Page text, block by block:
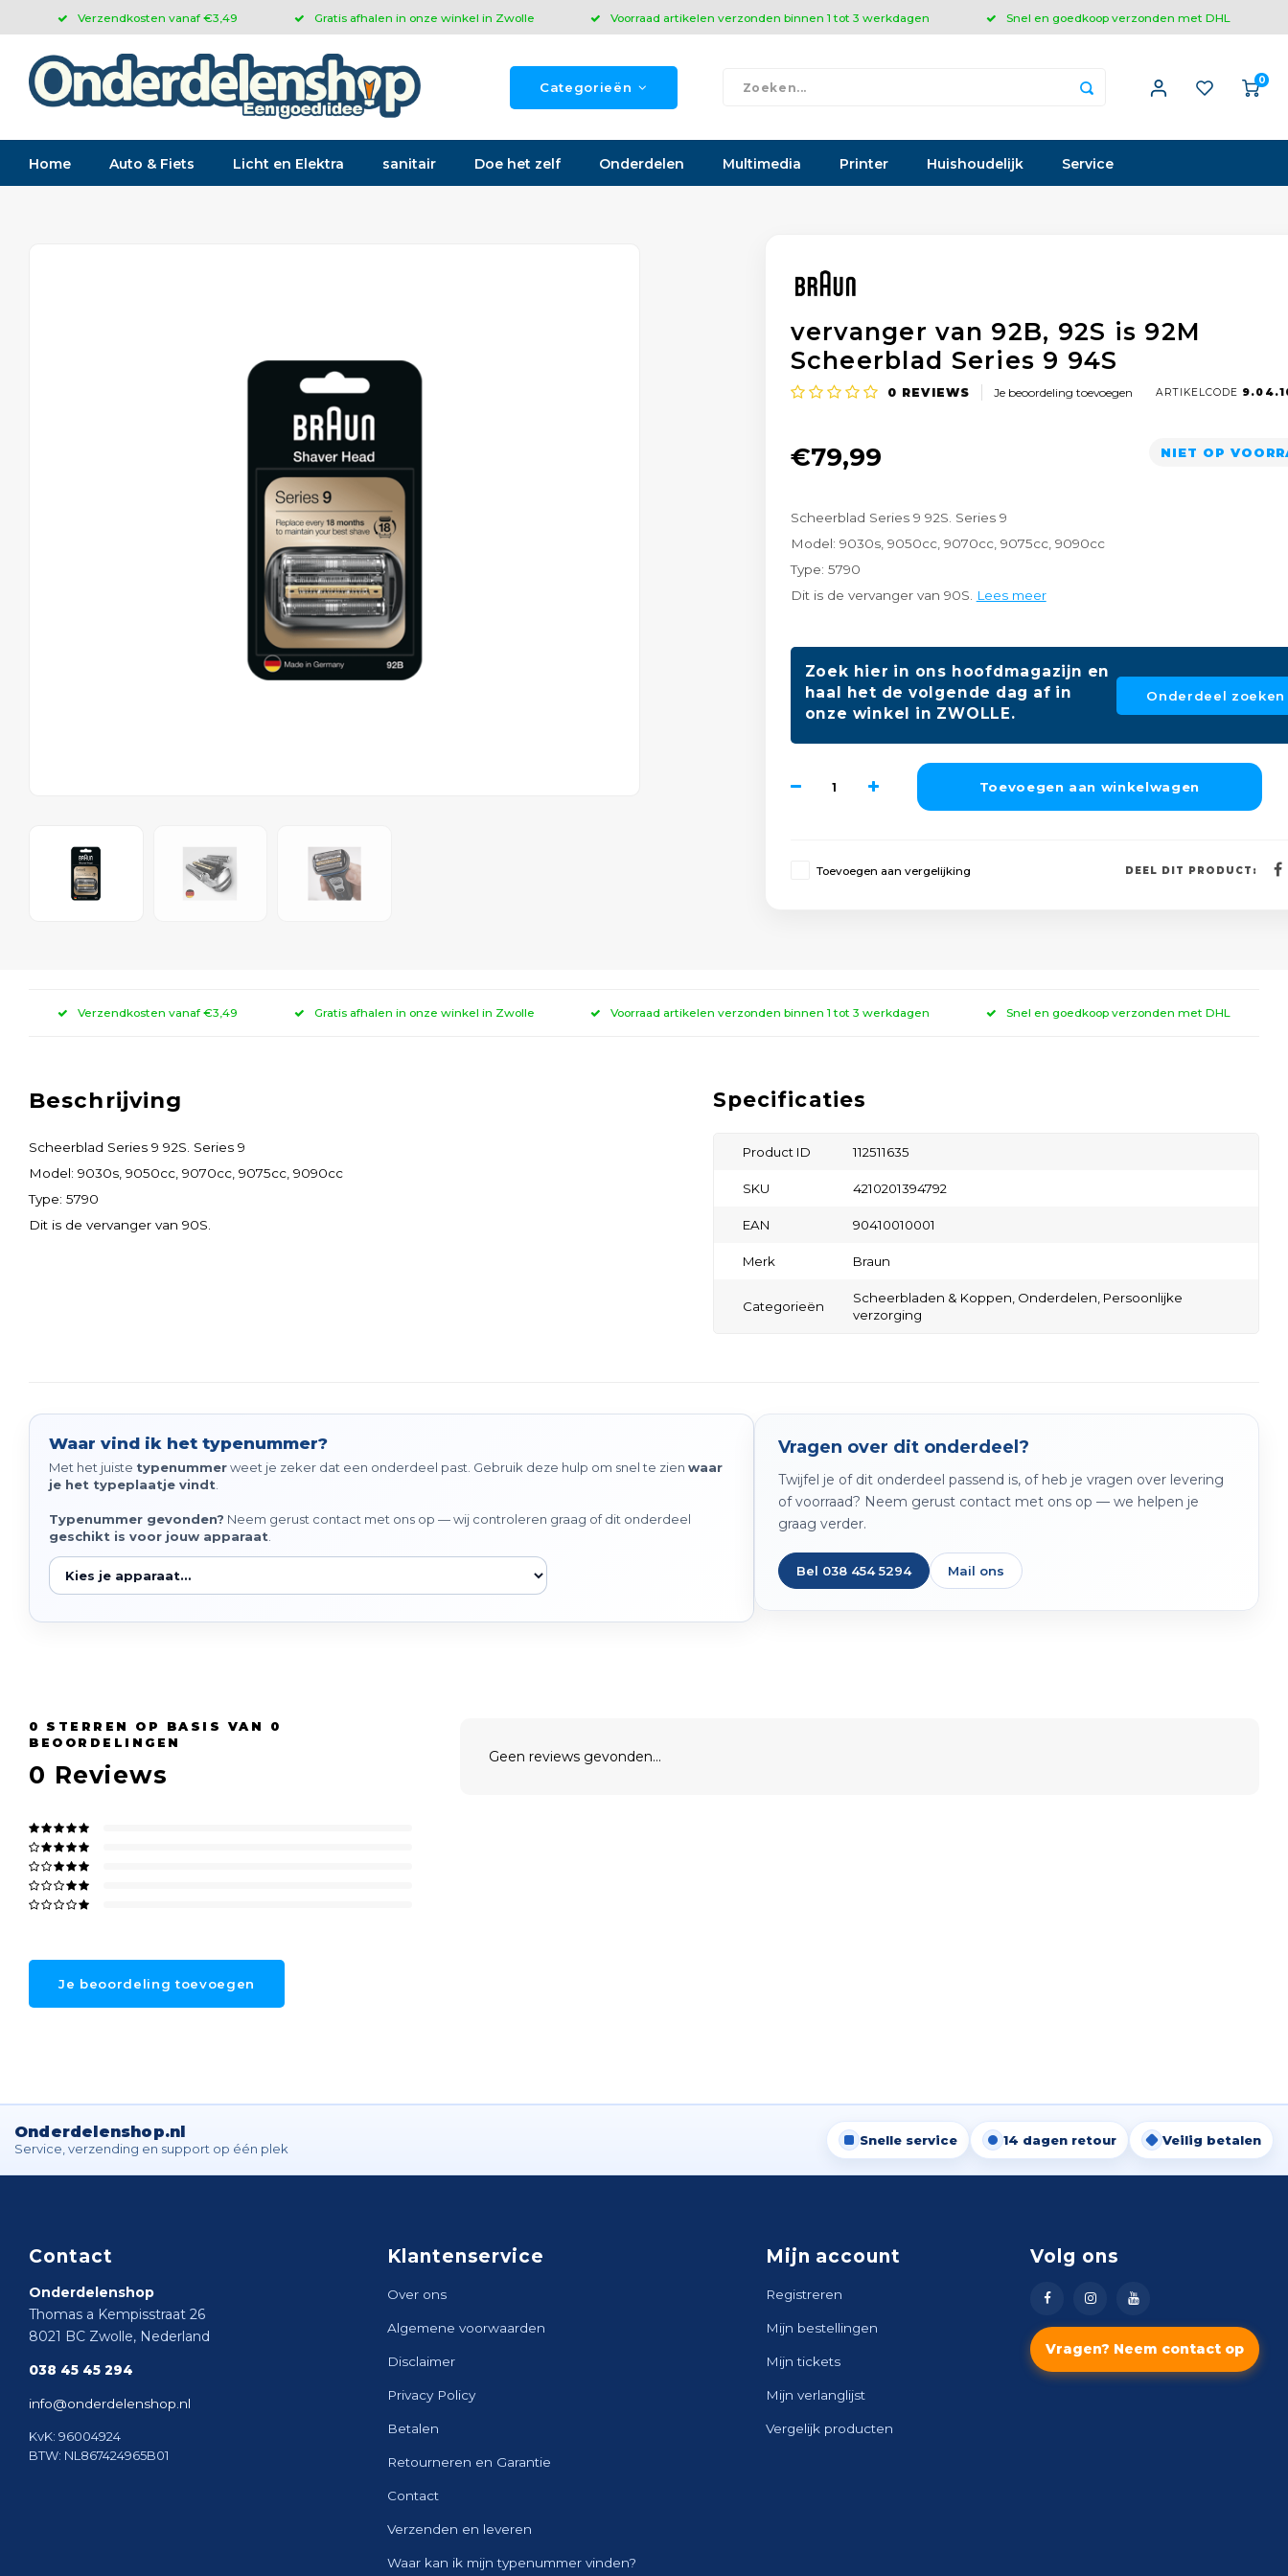
Verzendkosten vanaf €3,49 Gratis afhalen in onze winkel in Zwolle Voorraad artikelen verzonden binnen 1 tot 3 werkdagen Snel en goedkoop verzonden met DHL
Categorieën 0
Home Auto & Fiets Licht en Elektra sanitair Doe het zelf Onderdelen Multimedia Printer Huishoudelijk Service
vervanger van 92B, 92S is 92M
Scheerblad Series 9 94S
0 REVIEWS Je beoordeling toevoegen ARTIKELCODE
€79,99 NIET OP
Scheerblad Series 9 92S. Series 9
Model: 9030s, 9050cc, 9070cc, 9075cc, 9090cc
Type: 5790
Dit is de vervanger van 90S.
Lees meer
Zoek hier in ons hoofdmagazijn en
haal het de volgende dag af in
onze winkel in ZWOLLE.
Onderdeel zoeken
Toevoegen aan winkelwagen
Toevoegen aan vergelijking DEEL DIT PRODUCT:
Verzendkosten vanaf €3,49 Gratis afhalen in onze winkel in Zwolle Voorraad artikelen verzonden binnen 1 tot 3 werkdagen Snel en goedkoop verzonden met DHL
Beschrijving
Scheerblad Series 9 92S. Series 9
Model: 9030s, 9050cc, 9070cc, 9075cc, 9090cc
Type: 5790
Dit is de vervanger van 90S.
Specificaties
Product ID 112511635
SKU 4210201394792
EAN 90410010001
Merk Braun
Categorieën
Scheerbladen & Koppen, Onderdelen, Persoonlijke
verzorging
Waar vind ik het typenummer?
Met het juiste typenummerweet je zeker dat een onderdeel past. Gebruik deze hulp om snel te zien waar
je het typeplaatje vindt
Typenummer gevonden? Neem gerust contact met ons op — wij controleren graag of dit onderdeel
geschikt is voor jouw apparaat
Vragen over dit onderdeel?
Twijfel je of dit onderdeel passend is, of heb je vragen over levering
of voorraad? Neem gerust contact met ons op — we helpen je
graag verder.
Bel 038 454 5294 Mail ons
0 STERREN OP BASIS VAN 0
BEOORDELINGEN
0 Reviews
Je beoordeling toevoegen
Geen reviews gevonden...
Onderdelenshop.nl
Service, verzending en support op één plek
Snelle service 14 dagen retour Veilig betalen
Contact
Onderdelenshop
Thomas a Kempisstraat 26
8021 BC Zwolle, Nederland
038 45 45 294
info@onderdelenshop.nl
KvK: 96004924
BTW: NL867424965B01
Klantenservice
Over ons
Algemene voorwaarden
Disclaimer
Privacy Policy
Betalen
Retourneren en Garantie
Contact
Verzenden en leveren
Waar kan ik mijn typenummer vinden?
Mijn account
Registreren
Mijn bestellingen
Mijn tickets
Mijn verlanglijst
Vergelijk producten
Volg ons
Vragen? Neem contact op